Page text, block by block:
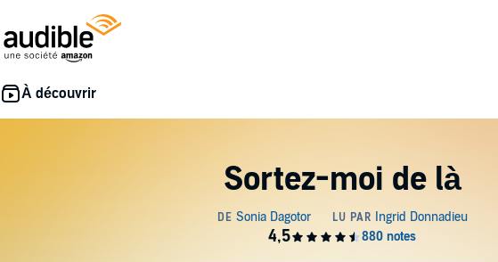
Sortez-moi de là